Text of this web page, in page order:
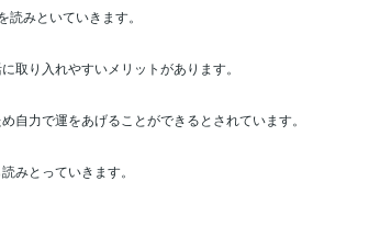
取り入れやすいメリットがあります。
自力で運をあげることができるとされています。
みとっていきます。